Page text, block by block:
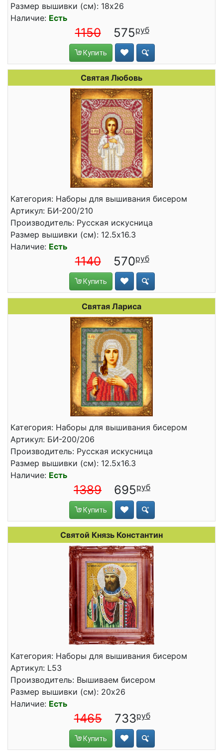
Размер вышивки (см): 18x26
Наличие: Есть
1150 575
Купить
Святая Любовь
Категория: Наборы для вышивания бисером
Артикул: БИ-200/210
Производитель: Русская искусница
Размер вышивки (см): 12.5x16.3
Наличие: Есть
1140 570
Купить
Святая Лариса
Категория: Наборы для вышивания бисером
Артикул: БИ-200/206
Производитель: Русская искусница
Размер вышивки (см): 12.5x16.3
Наличие: Есть
1389 695
Купить
Святой Князь Константин
Категория: Наборы для вышивания бисером
Артикул: L53
Производитель: Вышиваем бисером
Размер вышивки (см): 20x26
Наличие: Есть
1465 733
Купить